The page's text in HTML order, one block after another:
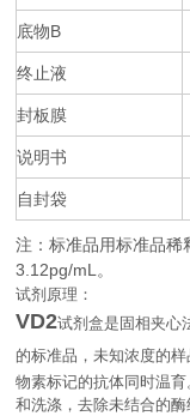
底物B
终止液
封板膜
说明书
自封袋
注：标准品用标准品稀
3.12pg/mL 。
试剂原理：
VD2试剂盒是固相夹心
的标准品，未知浓度的
物素标记的抗体同时温
和洗涤，去除未结合的